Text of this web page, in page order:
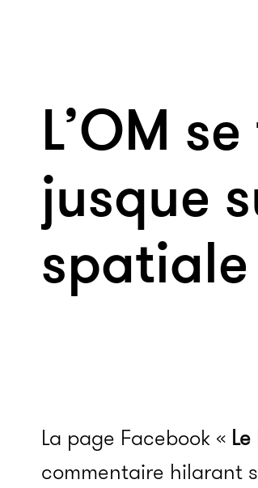
L’OM
jusque
La page Facebook «
commentaire hilarant